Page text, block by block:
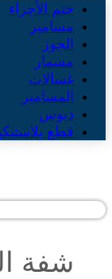
ختم الأجزاء
مسامير
الجوز
مسمار
غسالات
المسامير
دبوس
قطع
شفة